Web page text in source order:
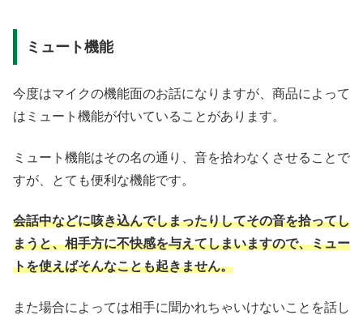
ミュート機能
今度はマイクの機能面のお話になりますが、商品によって
はミュート機能が付いていることがあります。
ミュート機能はその名の通り、音を拾わなくさせることで
すが、とても便利な機能です。
会話中などに咳き込んでしまったりしてその音を拾ってし
まうと、相手方に不快感を与えてしまいますので、ミュー
トを使えばそんなことも起きません。
また場合によっては相手に聞かれちゃいけないことを話し